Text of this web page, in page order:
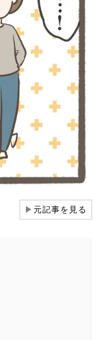
▶元記事を見る